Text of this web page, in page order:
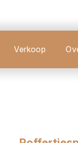
Verkoop